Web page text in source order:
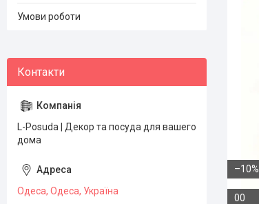
–10%
00
Умови роботи
L-Posuda | Декор та посуда для вашего
дома
Одеса, Одеса, Україна